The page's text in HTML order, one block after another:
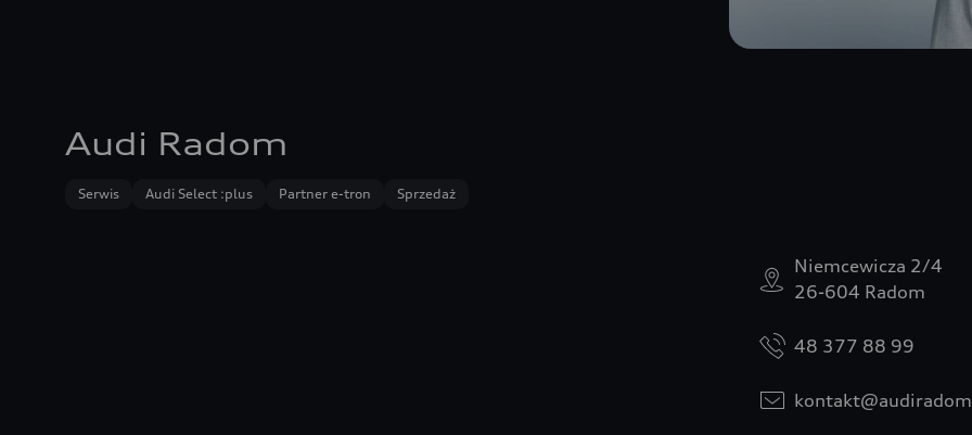
Audi Radom
Serwis Audi Select :plus Partner e-tron Sprzedaż
Niemcewicza 2/4
26-604 Radom
48 377 88 99